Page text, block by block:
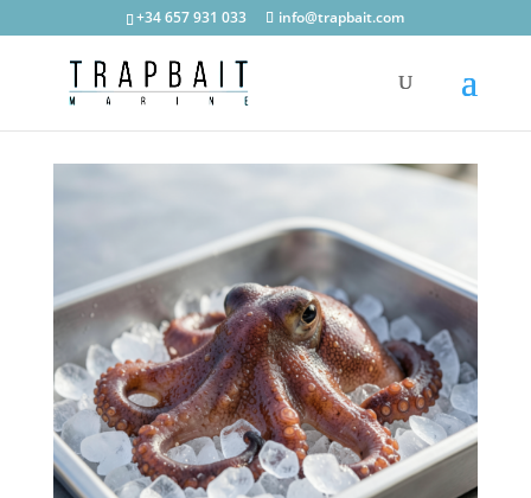
+34 657 931 033 info@trapbait.com